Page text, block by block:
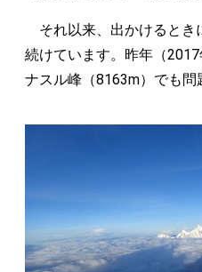
それ以来、出かけるとき
続けています。昨年（
ナスル峰（8163m）でも問